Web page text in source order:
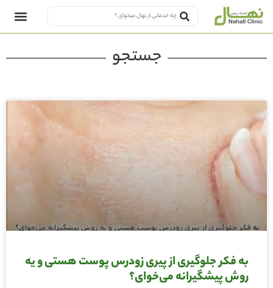
جستجو
به فکر جلوگیری از پیری زودرس پوست هستی و یه
روش پیشگیرانه می‌خوای؟